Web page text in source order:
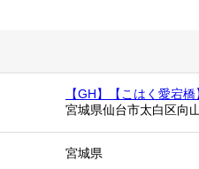
【GH】【こはく愛宕
宮城県仙台市太白区向
宮城県